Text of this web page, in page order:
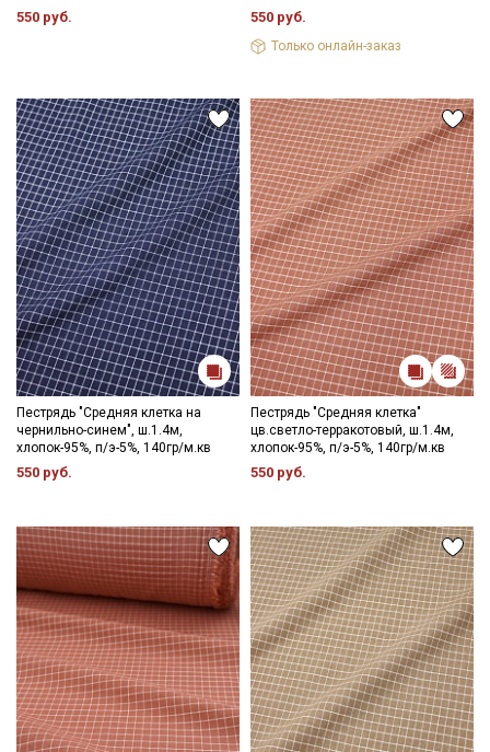
550 руб. 550 руб.
Только онлайн-заказ
Пестрядь "Средняя клетка на
чернильно-синем", ш.1.4м,
хлопок-95%, п/э-5%, 140гр/м.кв
550 руб.
Пестрядь "Средняя клетка"
цв.светло-терракотовый, ш.1.4м,
хлопок-95%, п/э-5%, 140гр/м.кв
550 руб.